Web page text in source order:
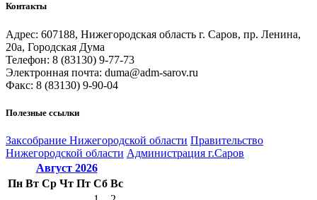
Контакты
Адрес: 607188, Нижегородская область г. Саров, пр. Ленина,
20а, Городская Дума
Телефон: 8 (83130) 9-77-73
Электронная почта: duma@adm-sarov.ru
Факс: 8 (83130) 9-90-04
Полезные ссылки
Закcобрание Нижегородской области Правительство
Нижегородской области Администрация г.Саров
Август 2026
Пн Вт Ср Чт Пт Сб Вс